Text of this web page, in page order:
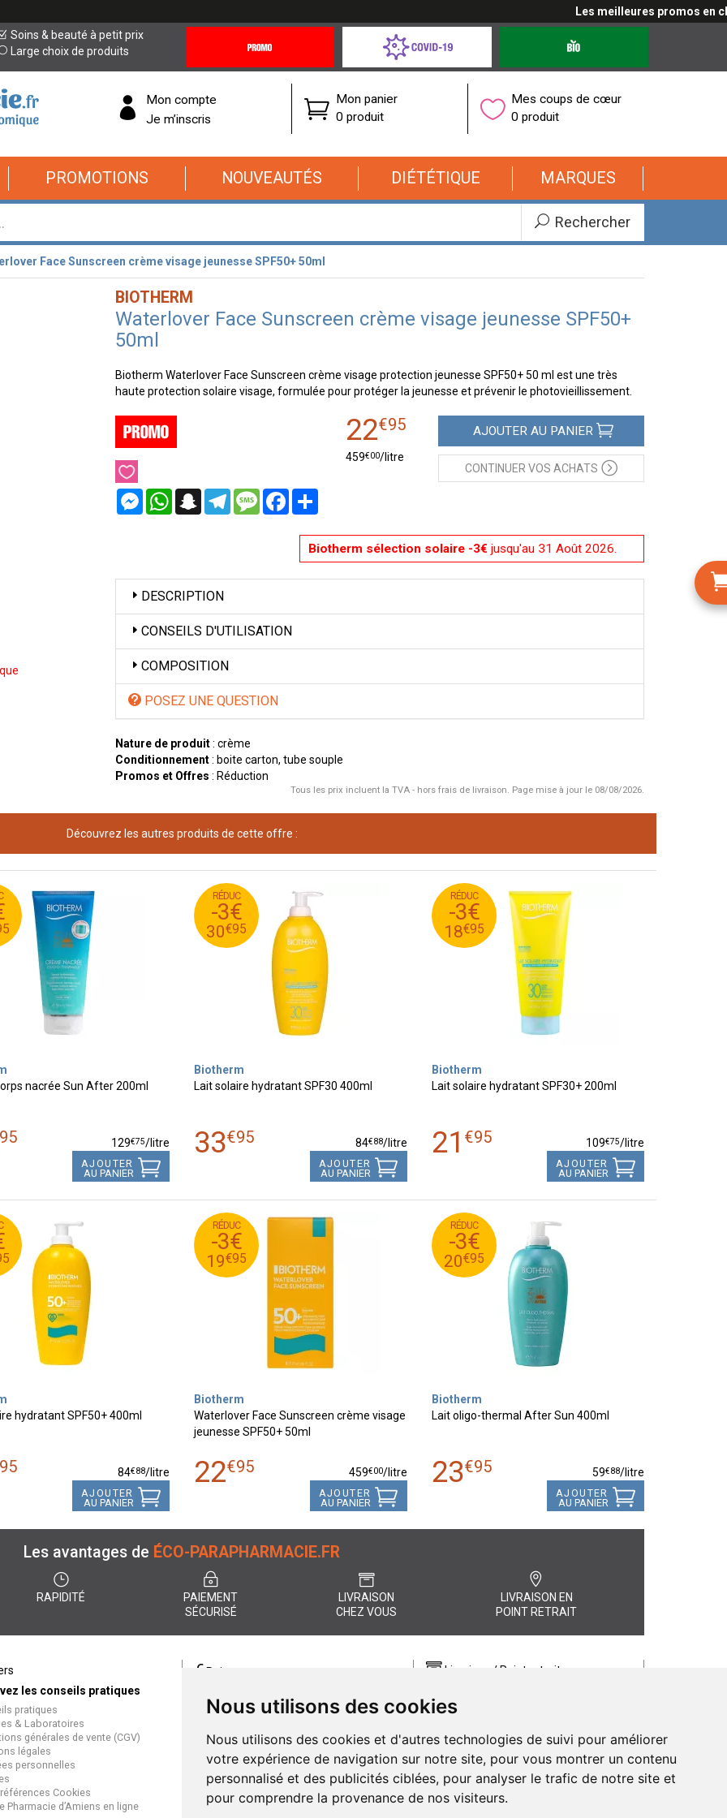
Nous utilisons des cookies
Nous utilisons des cookies et d'autres technologies de suivi pour améliorer
votre expérience de navigation sur notre site, pour vous montrer un contenu
personnalisé et des publicités ciblées, pour analyser le trafic de notre site et
pour comprendre la provenance de nos visiteurs.
Les meilleures promos en
Soins & beauté à petit prix
Large choix de produits
Offres
Coronavirus
Mon compte
Je m’inscris
Mon panier
0 produit
Mes coups de cœur
0 produit
PROMOTIONS NOUVEAUTÉS DIÉTÉTIQUE MARQUES
Rechercher
Face Sunscreen crème visage jeunesse SPF50+ 50ml
BIOTHERM
Waterlover Face Sunscreen crème visage jeunesse SPF50+
50ml
Biotherm Waterlover Face Sunscreen crème visage protection jeunesse SPF50+ 50 ml est une très
haute protection solaire visage, formulée pour protéger la jeunesse et prévenir le photovieillissement.
MessengerWhatsAppSnapchatTelegramMessageFacebookPartager
22€95
459€00/litre
AJOUTER AU PANIER
CONTINUER VOS ACHATS
Biotherm sélection solaire -3€ jusqu'au 31 Août 2026.
DESCRIPTION
CONSEILS D'UTILISATION
COMPOSITION
POSEZ UNE QUESTION
Nature de produit: crème
Conditionnement: boite carton, tube souple
Promos et Offres : Réduction
Tous les prix incluent la TVA - hors frais de livraison. Page mise à jour le 08/08/2026.
Découvrez les autres produits de cette offre :
nacrée Sun After 200ml
95 129€75/litre
AJOUTER
AU PANIER
RÉDUC
-3€
30€95
33
€
95
30
€
95
Biotherm
Lait solaire hydratant SPF30 400ml
33€95 84€88/litre
AJOUTER
AU PANIER
RÉDUC
-3€
18€95
21
€
95
18
€
95
Biotherm
Lait solaire hydratant SPF30+ 200ml
21 €95 109€75/litre
AJOUTER
AU PANIER
hydratant SPF50+ 400ml
95 84€88/litre
AJOUTER
AU PANIER
RÉDUC
-3€
19€95
22
€
95
19
€
95
Biotherm
Waterlover Face Sunscreen crème visage
jeunesse SPF50+ 50ml
22€95 459€00/litre
AJOUTER
AU PANIER
RÉDUC
-3€
20€95
23
€
95
20
€
95
Biotherm
Lait oligo-thermal After Sun 400ml
23€95 59€88/litre
AJOUTER
AU PANIER
Les avantages de ÉCO-PARAPHARMACIE.FR
RAPIDITÉ
PAIEMENT
SÉCURISÉ
LIVRAISON
CHEZ VOUS
LIVRAISON EN
POINT RETRAIT
les conseils pratiques
pratiques
& Laboratoires
générales de vente (CGV)
légales
personnelles
Cookies
Pharmacie d’Amiens en ligne
€Paiement
paiement entièrement sécurisé, quel
Paiement sécurisé et simple
Livraison / Point retrait
commande rapidement chez vous ou
Livraison chez vous ou en points relais